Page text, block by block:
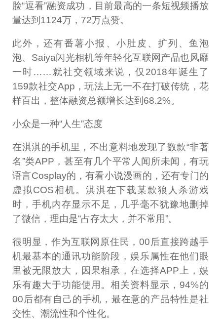
脸“逗看”融资成功，目前最高的一条短视频播放
量达到1124万，72万点赞。
此外，还有番薯小报、小肚皮、扩列、鱼泡
泡、Saiya闪光相机等年轻化互联网产品也风靡
一时……就社交领域来说，仅2018年诞生了
159款社交App，玩法上无一不在打破传统，花
样百出，整体融资总额增长达到68.2%。
小众是一种“人生”态度
在淇淇的手机里，不出意料地发现了数款“非著
名”类APP，甚至有几个平常人闻所未闻，有玩
语言Cosplay的，有看小说漫画的，还有专门的
虚拟COS相机。淇淇在下载某款狼人杀游戏
时，手机内存显示不足，几乎毫不犹豫地删掉
了微信，理由是“占存太大，并不常用”。
很明显，作为互联网原住民，00后直接跨越手
机最基本的通讯功能阶段，娱乐属性在他们眼
里被无限放大，因果相承，在选择APP上，娱
乐有趣大于功能使用。相关资料显示，94%的
00后都有自己的手机，最在意的产品特性是社
交性、潮流性和个性化。